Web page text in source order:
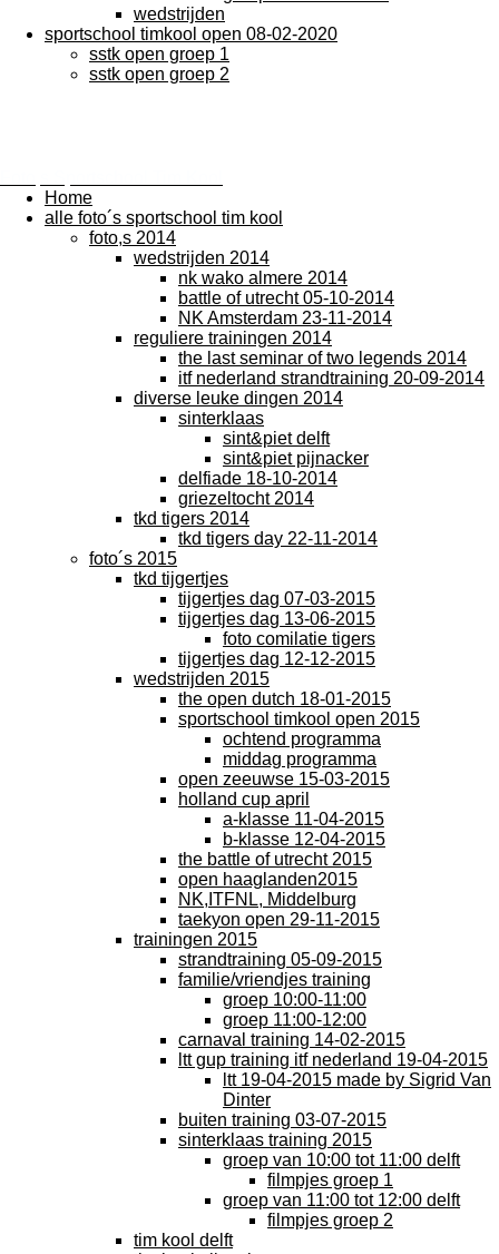
wedstrijden
sportschool timkool open 08-02-2020
sstk open groep 1
sstk open groep 2
Home
alle foto´s sportschool tim kool
foto,s 2014
wedstrijden 2014
nk wako almere 2014
battle of utrecht 05-10-2014
NK Amsterdam 23-11-2014
reguliere trainingen 2014
the last seminar of two legends 2014
itf nederland strandtraining 20-09-2014
diverse leuke dingen 2014
sinterklaas
sint&piet delft
sint&piet pijnacker
delfiade 18-10-2014
griezeltocht 2014
tkd tigers 2014
tkd tigers day 22-11-2014
foto´s 2015
tkd tijgertjes
tijgertjes dag 07-03-2015
tijgertjes dag 13-06-2015
foto comilatie tigers
tijgertjes dag 12-12-2015
wedstrijden 2015
the open dutch 18-01-2015
sportschool timkool open 2015
ochtend programma
middag programma
open zeeuwse 15-03-2015
holland cup april
a-klasse 11-04-2015
b-klasse 12-04-2015
the battle of utrecht 2015
open haaglanden2015
NK,ITFNL, Middelburg
taekyon open 29-11-2015
trainingen 2015
strandtraining 05-09-2015
familie/vriendjes training
groep 10:00-11:00
groep 11:00-12:00
carnaval training 14-02-2015
ltt gup training itf nederland 19-04-2015
ltt 19-04-2015 made by Sigrid Van
Dinter
buiten training 03-07-2015
sinterklaas training 2015
groep van 10:00 tot 11:00 delft
filmpjes groep 1
groep van 11:00 tot 12:00 delft
filmpjes groep 2
tim kool delft